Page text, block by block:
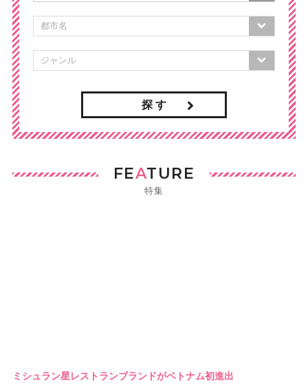
探 す
FEATURE
特集
ミシュラン星レストランブランドがベトナム初進出